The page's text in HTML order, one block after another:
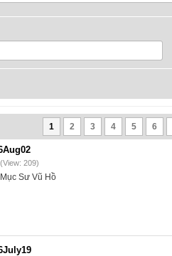
1 2 3 4 5 6
(View: 209)
Mục Sư Vũ Hồ